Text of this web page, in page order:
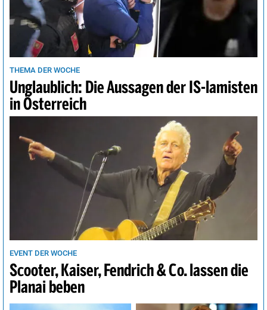
THEMA DER WOCHE
Unglaublich: Die Aussagen der IS-lamisten
in Österreich
EVENT DER WOCHE
Scooter, Kaiser, Fendrich & Co. lassen die
Planai beben